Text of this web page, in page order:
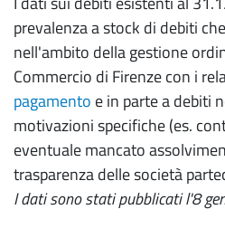
prevalenza a stock di debiti
nell'ambito della gestione
Commercio di Firenze con i
pagamento e in parte a debiti
motivazioni specifiche (es.
eventuale mancato
trasparenza delle società
I dati sono stati pubblicati l'8